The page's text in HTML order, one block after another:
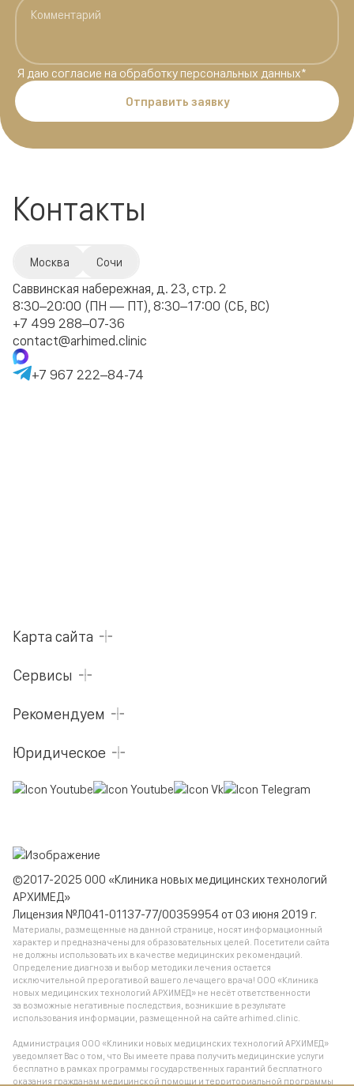
Я даю согласие на обработку персональных данных*
Отправить заявку
Контакты
Москва Сочи
Саввинская набережная, д. 23, стр. 2
8:30–20:00 (ПН — ПТ), 8:30–17:00 (СБ, ВС)
+7 499 288–07-36
contact@arhimed.clinic
+7 967 222–84-74
Карта сайта
Сервисы
Рекомендуем
Юридическое
©2017-2025 ООО «Клиника новых медицинских технологий
АРХИМЕД»
Лицензия №Л041-01137-77/00359954 от 03 июня 2019 г.
Материалы, размещенные на данной странице, носят информационный
характер и предназначены для образовательных целей. Посетители сайта
не должны использовать их в качестве медицинских рекомендаций.
Определение диагноза и выбор методики лечения остается
исключительной прерогативой вашего лечащего врача! ООО «Клиника
новых медицинских технологий АРХИМЕД» не несёт ответственности
за возможные негативные последствия, возникшие в результате
использования информации, размещенной на сайте arhimed.clinic.
Администрация ООО «Клиники новых медицинских технологий АРХИМЕД»
уведомляет Вас о том, что Вы имеете права получить медицинские услуги
бесплатно в рамках программы государственных гарантий бесплатного
оказания гражданам медицинской помощи и территориальной программы